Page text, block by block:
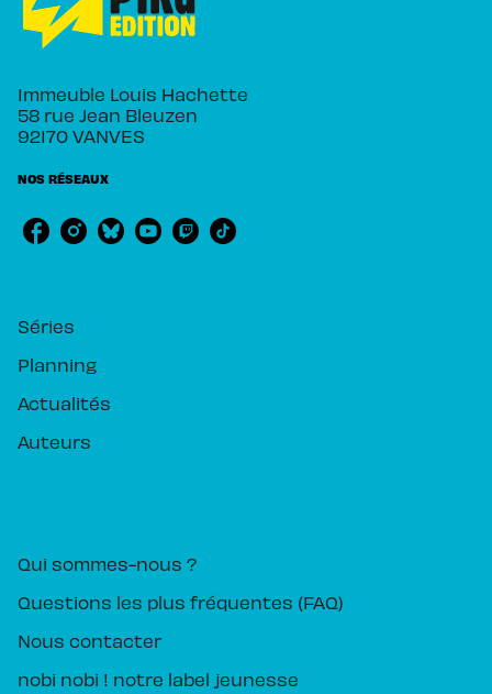
Immeuble Louis Hachette
58 rue Jean Bleuzen
92170 VANVES
NOS RÉSEAUX
Séries
Planning
Actualités
Auteurs
Qui sommes-nous ?
Questions les plus fréquentes (FAQ)
Nous contacter
nobi nobi ! notre label jeunesse